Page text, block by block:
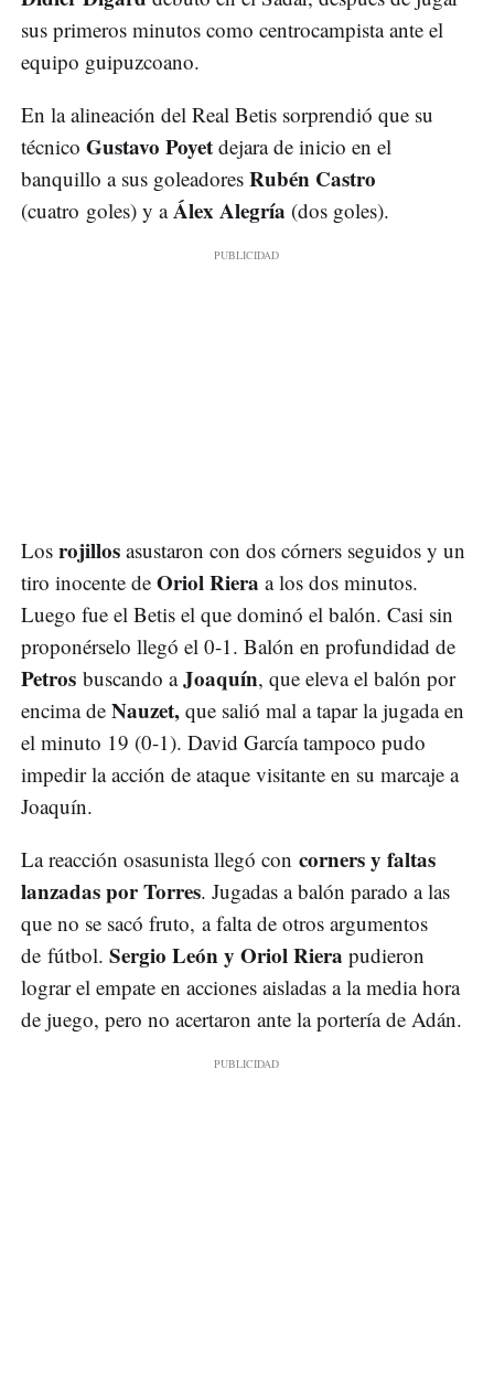
sus primeros minutos como centrocampista ante el
equipo guipuzcoano.
En la alineación del Real Betis sorprendió que su
técnico Gustavo Poyet dejara de inicio en el
banquillo a sus goleadores Rubén Castro
(cuatro goles) y aÁlex Alegría (dos goles).
Los rojillos asustaron con dos córners seguidos y un
tiro inocente de Oriol Riera a los dos minutos.
Luego fue el Betis el que dominó el balón. Casi sin
proponérselo llegó el 0-1. Balón en profundidad de
Petros buscando aJoaquín, que eleva el balón por
encima de Nauzet, que salió mal a tapar la jugada en
el minuto 19 (0-1). David García tampoco pudo
impedir la acción de ataque visitante en su marcaje a
Joaquín.
La reacción osasunista llegó con corners y faltas
lanzadas por Torres. Jugadas a balón parado a las
que no se sacó fruto, a falta de otros argumentos
de fútbol. Sergio León y Oriol Riera pudieron
lograr el empate en acciones aisladas a la media hora
de juego, pero no acertaron ante la portería de Adán.